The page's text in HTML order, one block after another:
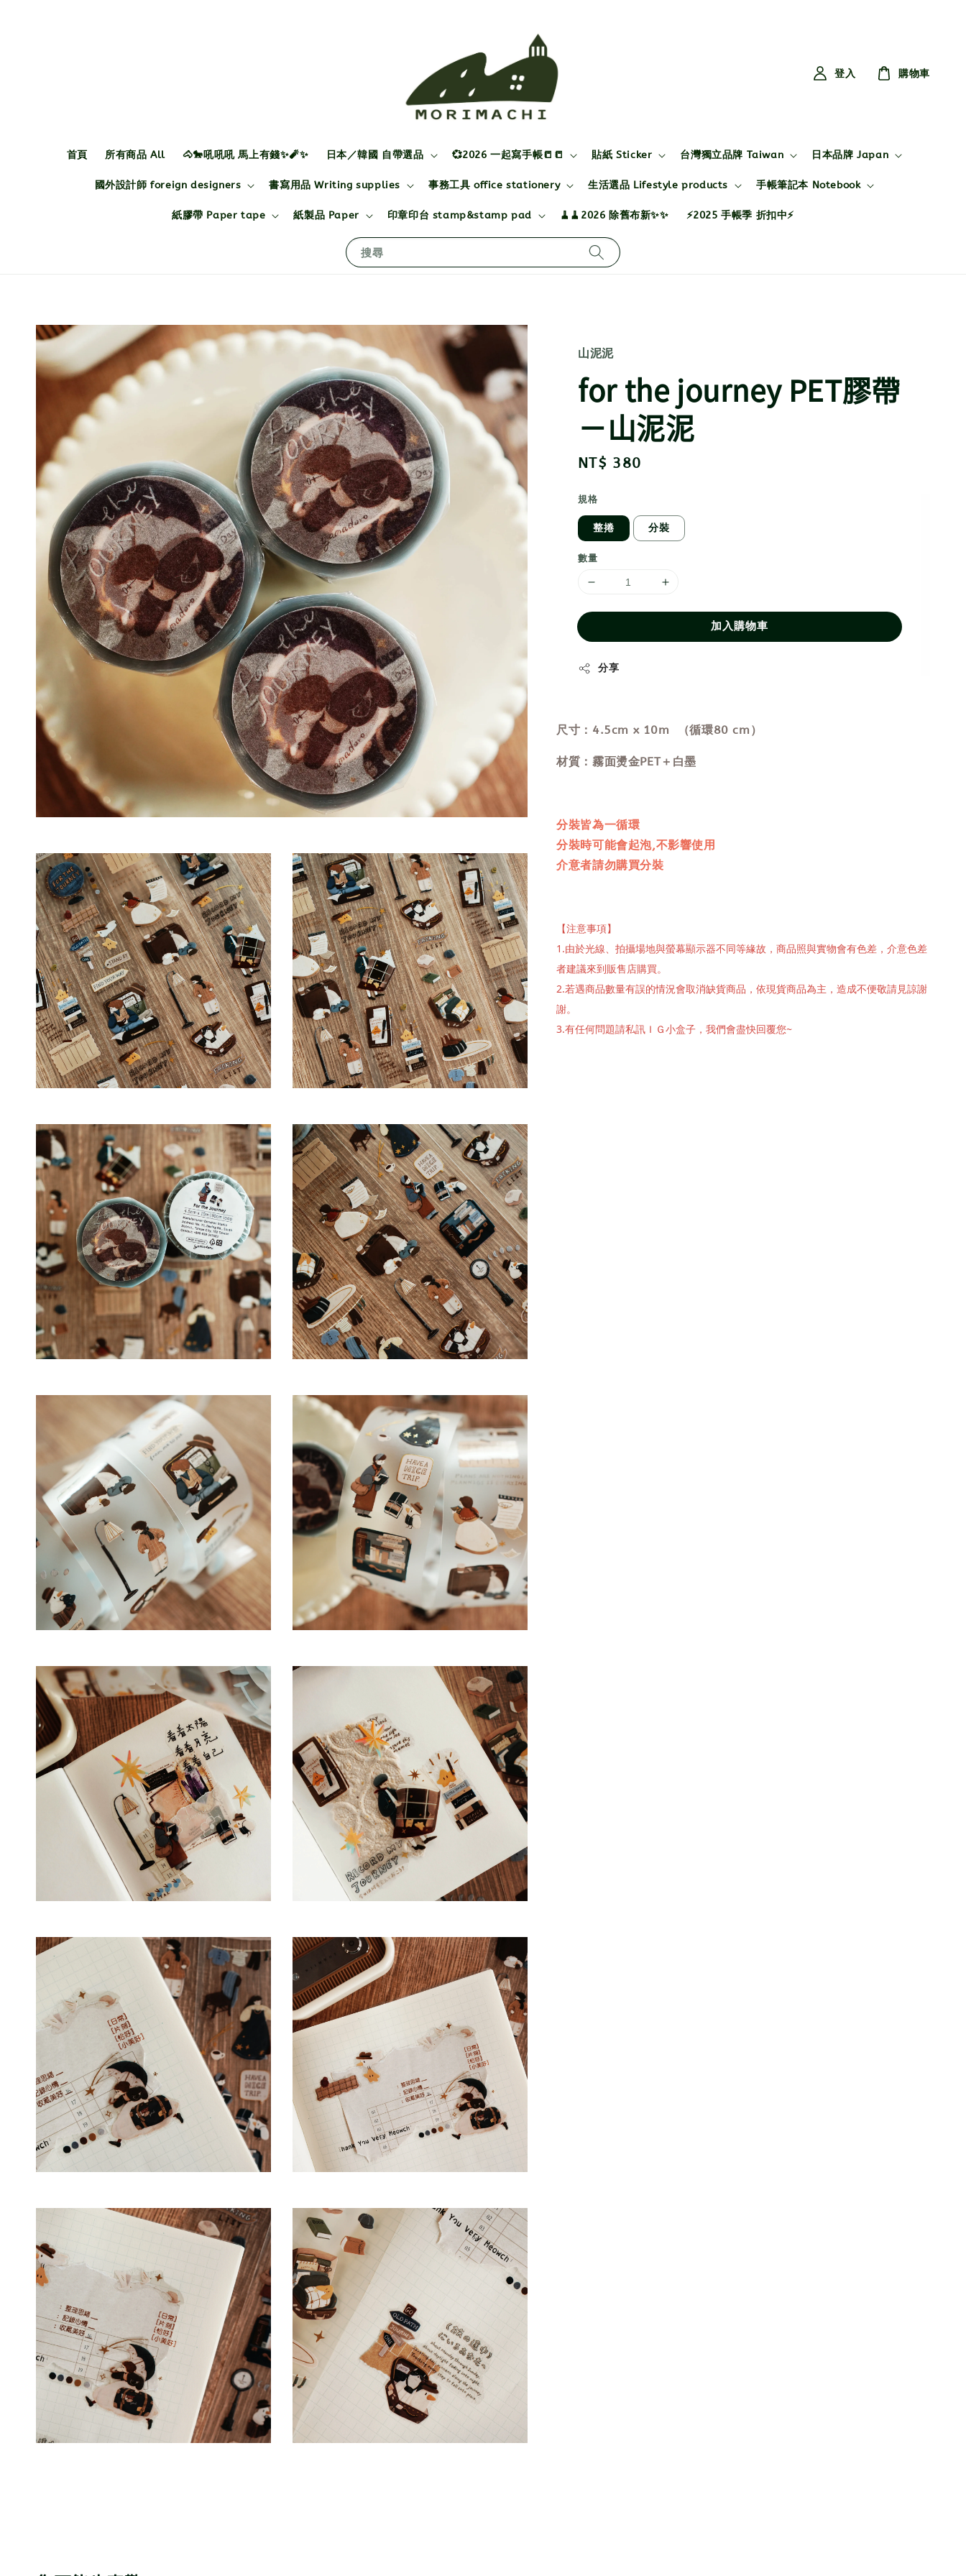
搜尋
首頁 所有商品 All 🐴🐎吼吼吼 馬上有錢✨🧨✨ 日本／韓國 自帶選品 💞2026 一起寫手帳📒📒 貼紙 Sticker 台灣獨立品牌 Taiwan 日本品牌 Japan
國外設計師 foreign designers 書寫用品 Writing supplies 事務工具 office stationery 生活選品 Lifestyle products 手帳筆記本 Notebook
紙膠帶 Paper tape 紙製品 Paper 印章印台 stamp&stamp pad 🧹🧹2026 除舊布新✨✨ ⚡2025 手帳季 折扣中⚡
登入 購物車
山泥泥
for the journey PET膠帶
－山泥泥
Regular
NT$ 380
規格
整捲 分裝
數量
加入購物車
分享
尺寸：4.5cm x 10m （循環80 cm）
材質：霧面燙金PET＋白墨
分裝皆為一循環
分裝時可能會起泡,不影響使用
介意者請勿購買分裝
【注意事項】
1.由於光線、拍攝場地與螢幕顯示器不同等緣故，商品照與實物會有色差，介意色差
者建議來到販售店購買。
2.若遇商品數量有誤的情況會取消缺貨商品，依現貨商品為主，造成不便敬請見諒謝
謝。
3.有任何問題請私訊ＩＧ小盒子，我們會盡快回覆您~